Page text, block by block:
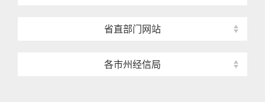
省直部门网站
各市州经信局